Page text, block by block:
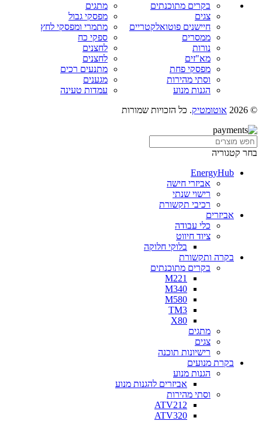
בקרים מתוכנתים
מתגים
צגים
מפסקי גבול
חיישנים פוטואלקטריים
מתמרי ומפסקי לחץ
ממסרים
ספקי כח
נורות
לחצנים
מא"זים
לחצנים
מפסקי פחת
מתנעים רכים
וסתי מהירות
מגענים
הגנות מנוע
עמדות טעינה
© 2026
אוטומטיק. כל הזכויות שמורות
בחר קטגוריה
EnergyHub
אביזרי חישה
רישוי שנתי
רכיבי תקשורת
אביזרים
כלי עבודה
ציוד חיווט
בלוקי חלוקה
בקרה ותקשורת
בקרים מתוכנתים
M221
M340
M580
TM3
X80
מתגים
צגים
רישיונות תוכנה
בקרת מנועים
הגנות מנוע
אביזרים להגנות מנוע
וסתי מהירות
ATV212
ATV320